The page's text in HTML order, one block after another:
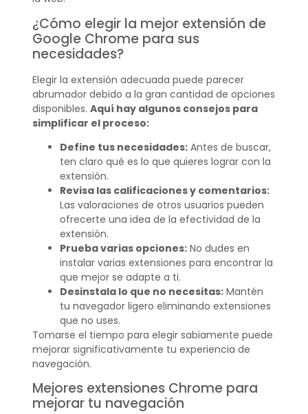
¿Cómo elegir la mejor extensión de
Google Chrome para sus
necesidades?
Elegir la extensión adecuada puede parecer
abrumador debido a la gran cantidad de opciones
disponibles. Aquí hay algunos consejos para
simplificar el proceso:
Define tus necesidades:Antes de buscar,
ten claro qué es lo que quieres lograr con la
extensión.
Revisa las calificaciones y comentarios:
Las valoraciones de otros usuarios pueden
ofrecerte una idea de la efectividad de la
extensión.
Prueba varias opciones:No dudes en
instalar varias extensiones para encontrar la
que mejor se adapte a ti.
Desinstala lo que no necesitas:Mantén
tu navegador ligero eliminando extensiones
que no uses.
Tomarse el tiempo para elegir sabiamente puede
mejorar significativamente tu experiencia de
navegación.
Mejores extensiones Chrome para
mejorar tu navegación